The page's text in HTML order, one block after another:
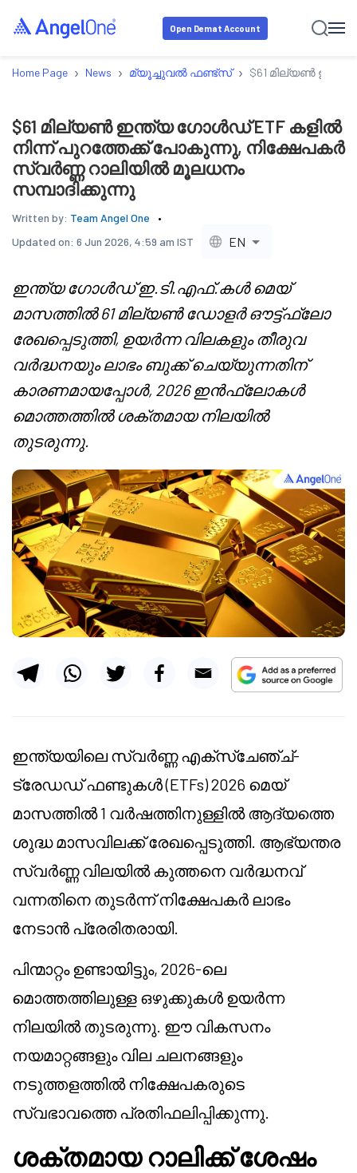
Open Demat Account
Home Page › News › മ്യൂച്ചുവൽ ഫണ്ട്സ് › $61 മില്യൺ
$61 മില്യൺ ഇന്ത്യ ഗോൾഡ് ETF കളിൽ
നിന്ന് പുറത്തേക്ക് പോകുന്നു, നിക്ഷേപകർ
സ്വർണ്ണ റാലിയിൽ മൂലധനം
സമ്പാദിക്കുന്നു
Written by: Team Angel One
Updated on: 6 Jun 2026, 4:59 am IST EN
ഇന്ത്യ ഗോൾഡ് ഇ.ടി.എഫ്.കൾ മെയ്
മാസത്തിൽ 61 മില്യൺ ഡോളർ ഔട്ട്‌ഫ്ലോ
രേഖപ്പെടുത്തി, ഉയർന്ന വിലകളും തീരുവ
വർദ്ധനയും ലാഭം ബുക്ക് ചെയ്യുന്നതിന്
കാരണമായപ്പോൾ, 2026 ഇൻഫ്ലോകൾ
മൊത്തത്തിൽ ശക്തമായ നിലയിൽ
തുടരുന്നു.
ഇന്ത്യയിലെ സ്വർണ്ണ എക്സ്ചേഞ്ച്-
ട്രേഡഡ് ഫണ്ടുകൾ (ETFs) 2026 മെയ്
മാസത്തിൽ 1 വർഷത്തിനുള്ളിൽ ആദ്യത്തെ
ശുദ്ധ മാസവിലക്ക് രേഖപ്പെടുത്തി. ആഭ്യന്തര
സ്വർണ്ണ വിലയിൽ കുത്തനെ വർദ്ധനവ്
വന്നതിനെ തുടർന്ന് നിക്ഷേപകർ ലാഭം
നേടാൻ പ്രേരിതരായി.
പിന്മാറ്റം ഉണ്ടായിട്ടും, 2026-ലെ
മൊത്തത്തിലുള്ള ഒഴുക്കുകൾ ഉയർന്ന
നിലയിൽ തുടരുന്നു. ഈ വികസനം
നയമാറ്റങ്ങളും വില ചലനങ്ങളും
നടുത്തളത്തിൽ നിക്ഷേപകരുടെ
സ്വഭാവത്തെ പ്രതിഫലിപ്പിക്കുന്നു.
ശക്തമായ റാലിക്ക് ശേഷം